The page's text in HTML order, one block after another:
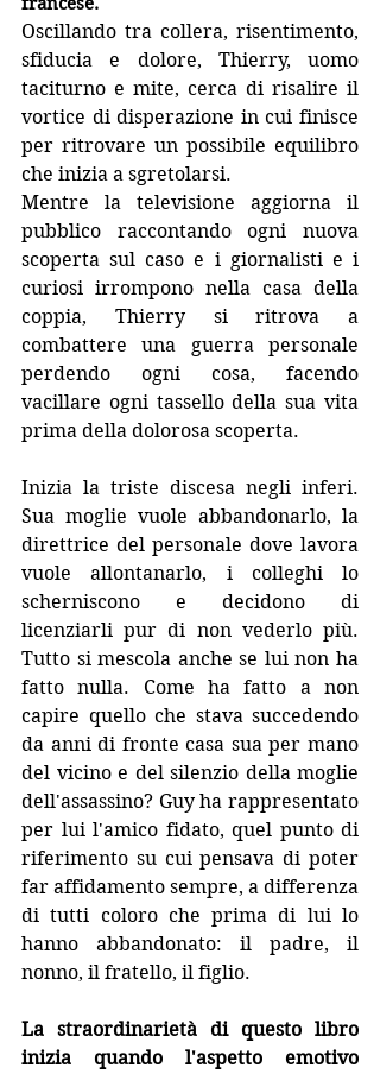
Oscillando tra collera, risentimento,
sfiducia e dolore, Thierry, uomo
taciturno e mite, cerca di risalire il
vortice di disperazione in cui finisce
per ritrovare un possibile equilibro
che inizia a sgretolarsi.
Mentre la televisione aggiorna il
pubblico raccontando ogni nuova
scoperta sul caso e i giornalisti e i
curiosi irrompono nella casa della
coppia, Thierry si ritrova a
combattere una guerra personale
perdendo ogni cosa, facendo
vacillare ogni tassello della sua vita
prima della dolorosa scoperta.
Inizia la triste discesa negli inferi.
Sua moglie vuole abbandonarlo, la
direttrice del personale dove lavora
vuole allontanarlo, i colleghi lo
scherniscono e decidono di
licenziarli pur di non vederlo più.
Tutto si mescola anche se lui non ha
fatto nulla. Come ha fatto a non
capire quello che stava succedendo
da anni di fronte casa sua per mano
del vicino e del silenzio della moglie
dell'assassino? Guy ha rappresentato
per lui l'amico fidato, quel punto di
riferimento su cui pensava di poter
far affidamento sempre, a differenza
di tutti coloro che prima di lui lo
hanno abbandonato: il padre, il
nonno, il fratello, il figlio.
La straordinarietà di questo libro
inizia quando l'aspetto emotivo